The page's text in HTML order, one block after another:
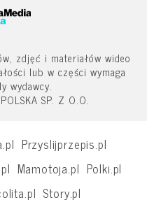
zdjęć i materiałów wideo
lub w części wymaga
wydawcy.
SP. Z O.O.
Przyslijprzepis.pl
Mamotoja.pl Polki.pl
Story.pl